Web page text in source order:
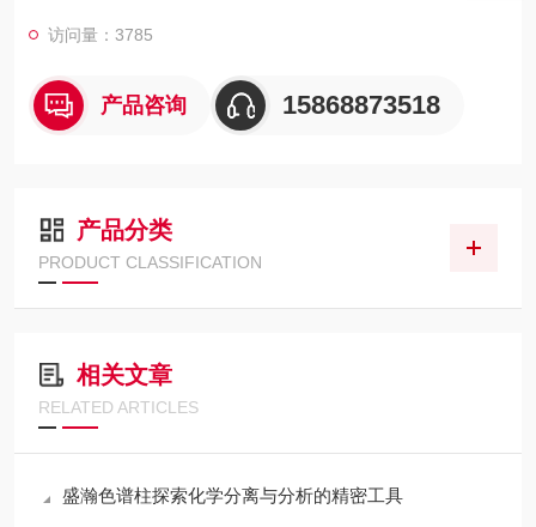
访问量：3785
产品咨询 15868873518
产品分类
PRODUCT CLASSIFICATION
相关文章
RELATED ARTICLES
盛瀚色谱柱探索化学分离与分析的精密工具